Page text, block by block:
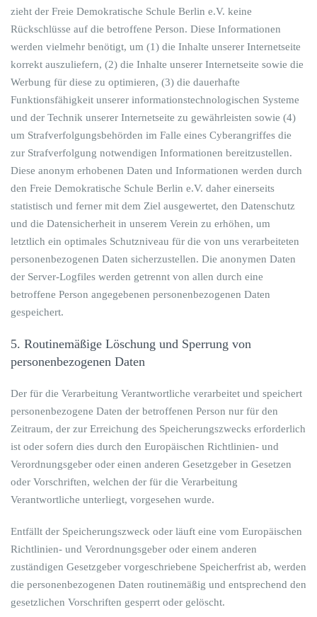
zieht der Freie Demokratische Schule Berlin e.V. keine
Rückschlüsse auf die betroffene Person. Diese Informationen
werden vielmehr benötigt, um (1) die Inhalte unserer Internetseite
korrekt auszuliefern, (2) die Inhalte unserer Internetseite sowie die
Werbung für diese zu optimieren, (3) die dauerhafte
Funktionsfähigkeit unserer informationstechnologischen Systeme
und der Technik unserer Internetseite zu gewährleisten sowie (4)
um Strafverfolgungsbehörden im Falle eines Cyberangriffes die
zur Strafverfolgung notwendigen Informationen bereitzustellen.
Diese anonym erhobenen Daten und Informationen werden durch
den Freie Demokratische Schule Berlin e.V. daher einerseits
statistisch und ferner mit dem Ziel ausgewertet, den Datenschutz
und die Datensicherheit in unserem Verein zu erhöhen, um
letztlich ein optimales Schutzniveau für die von uns verarbeiteten
personenbezogenen Daten sicherzustellen. Die anonymen Daten
der Server-Logfiles werden getrennt von allen durch eine
betroffene Person angegebenen personenbezogenen Daten
gespeichert.
5. Routinemäßige Löschung und Sperrung von
personenbezogenen Daten
Der für die Verarbeitung Verantwortliche verarbeitet und speichert
personenbezogene Daten der betroffenen Person nur für den
Zeitraum, der zur Erreichung des Speicherungszwecks erforderlich
ist oder sofern dies durch den Europäischen Richtlinien- und
Verordnungsgeber oder einen anderen Gesetzgeber in Gesetzen
oder Vorschriften, welchen der für die Verarbeitung
Verantwortliche unterliegt, vorgesehen wurde.
Entfällt der Speicherungszweck oder läuft eine vom Europäischen
Richtlinien- und Verordnungsgeber oder einem anderen
zuständigen Gesetzgeber vorgeschriebene Speicherfrist ab, werden
die personenbezogenen Daten routinemäßig und entsprechend den
gesetzlichen Vorschriften gesperrt oder gelöscht.